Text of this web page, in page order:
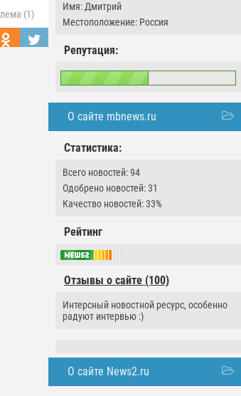
Имя: Дмитрий
Местоположение: Россия
Репутация:
О сайте mbnews.ru
Статистика:
Всего новостей: 94
Одобрено новостей: 31
Качество новостей: 33%
Рейтинг
Отзывы о сайте (100)
Интерсный новостной ресурс, особенно
радуют интервью :)
О сайте News2.ru
(1)